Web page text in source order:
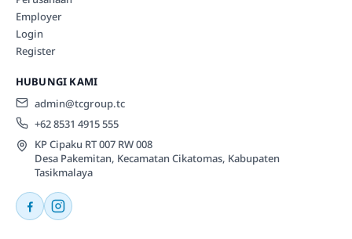
Employer
Login
Register
HUBUNGI KAMI
admin@tcgroup.tc
+62 8531 4915 555
KP Cipaku RT 007 RW 008
Desa Pakemitan, Kecamatan Cikatomas, Kabupaten
Tasikmalaya